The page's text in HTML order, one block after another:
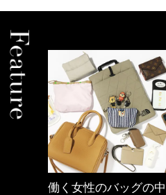
40代の小顔メイク